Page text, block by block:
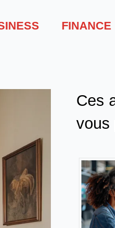
FINANCE
Ces
vous